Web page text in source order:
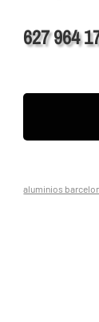
627 964
aluminios